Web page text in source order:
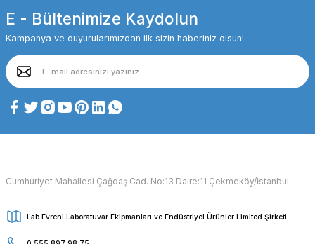
E - Bültenimize Kaydolun
Kampanya ve duyurularımızdan ilk sizin haberiniz olsun!
Cumhuriyet Mahallesi Çağdaş Cad. No:13 Daire:11 Çekmeköy/İstanbul
Lab Evreni Laboratuvar Ekipmanları ve Endüstriyel Ürünler Limited Şirketi